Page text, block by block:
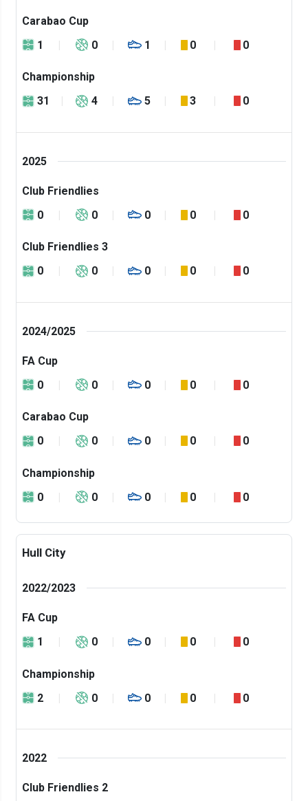
Carabao Cup
1
0 1 0 0
Championship
31
4 5 3 0
2025
Club Friendlies
0
0 0 0 0
Club Friendlies 3
0
0 0 0 0
2024/2025
FA Cup
0
0 0 0 0
Carabao Cup
0
0 0 0 0
Championship
0
0 0 0 0
Hull City
2022/2023
FA Cup
1
0 0 0 0
Championship
2
0 0 0 0
2022
Club Friendlies 2